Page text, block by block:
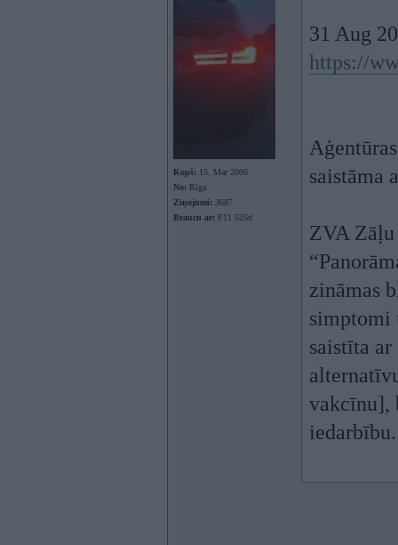
Kopš: 15. Mar 2006
No: Rīga
Ziņojumi: 3687
Braucu ar: F11 525d
31 Aug
https://
saistāma
ZVA
zināmas
simptomi
saistīta
vakcīnu],
iedarbību.